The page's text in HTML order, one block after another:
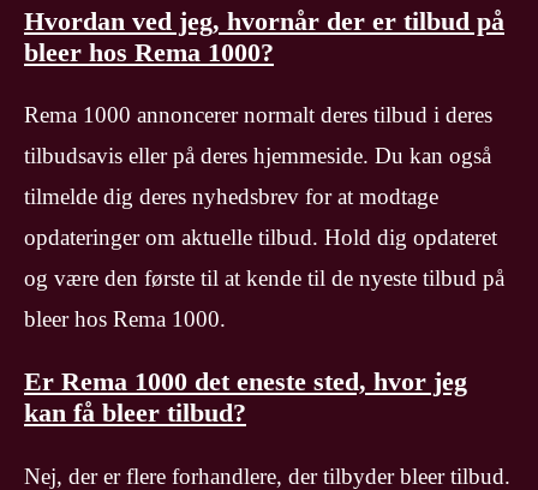
Hvordan ved jeg, hvornår der er tilbud på
bleer hos Rema 1000?
Rema 1000 annoncerer normalt deres tilbud i deres
tilbudsavis eller på deres hjemmeside. Du kan også
tilmelde dig deres nyhedsbrev for at modtage
opdateringer om aktuelle tilbud. Hold dig opdateret
og være den første til at kende til de nyeste tilbud på
bleer hos Rema 1000.
Er Rema 1000 det eneste sted, hvor jeg
kan få bleer tilbud?
Nej, der er flere forhandlere, der tilbyder bleer tilbud.